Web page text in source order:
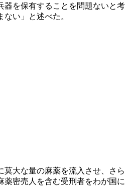
器を保有することを問題ないと考
い」と述べた。
莫大な量の麻薬を流入させ、さら
薬密売人を含む受刑者をわが国に